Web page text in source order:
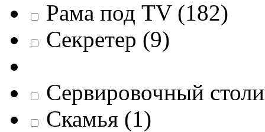
Рама под TV (182)
Секретер (9)
Сервировочный
Скамья (1)